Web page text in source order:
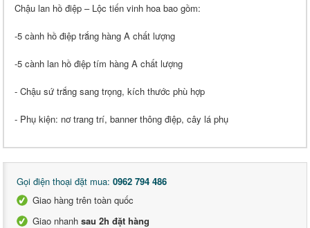
Chậu lan hồ điệp – Lộc tiến vinh hoa bao gồm:
-5 cành hồ điệp trắng hàng A chất lượng
-5 cành lan hồ điệp tím hàng A chất lượng
- Chậu sứ trắng sang trọng, kích thước phù hợp
- Phụ kiện: nơ trang trí, banner thông điệp, cây lá phụ
Gọi điện thoại đặt mua: 0962 794 486
Giao hàng trên toàn quốc
Giao nhanh sau 2h đặt hàng